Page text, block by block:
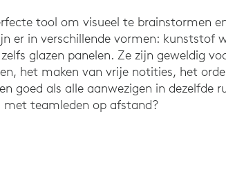
tool om visueel te brainstormen
er in verschillende vormen: kunststof
glazen panelen. Ze zijn geweldig
het maken van vrije notities, het
goed als alle aanwezigen in dezelfde
met teamleden op afstand?